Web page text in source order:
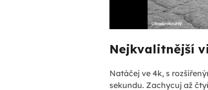
Nejkvalitnější
Natáčej ve 4k, s
sekundu. Zachycuj až